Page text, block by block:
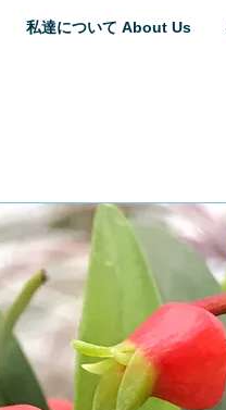
私達について About Us